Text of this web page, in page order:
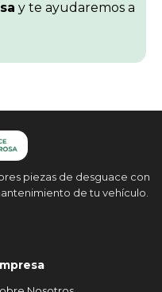
y te ayudaremos a
piezas de desguace con
de tu vehículo.